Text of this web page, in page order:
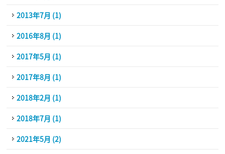
2013年7月 (1)
2016年8月 (1)
2017年5月 (1)
2017年8月 (1)
2018年2月 (1)
2018年7月 (1)
2021年5月 (2)